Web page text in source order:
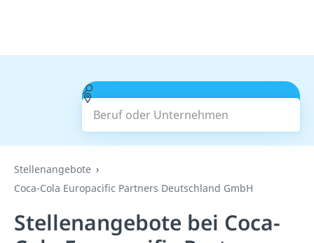
Beruf oder Unternehmen
Suchen
Stellenangebote
Coca-Cola Europacific Partners Deutschland GmbH
Stellenangebote bei Coca-